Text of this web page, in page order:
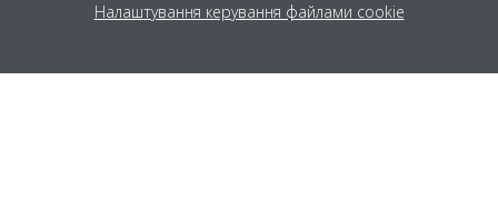
Налаштування керування файлами cookie